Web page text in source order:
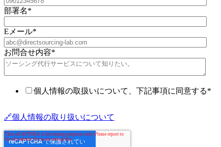
部署名*
Eメール*
お問合せ内容*
個人情報の取扱いについて、下記事項に同意する*
🔗個人情報の取り扱いについて